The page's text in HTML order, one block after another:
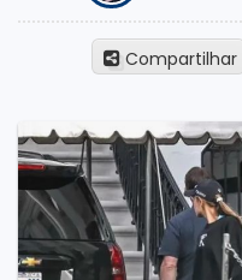
Compartilhar